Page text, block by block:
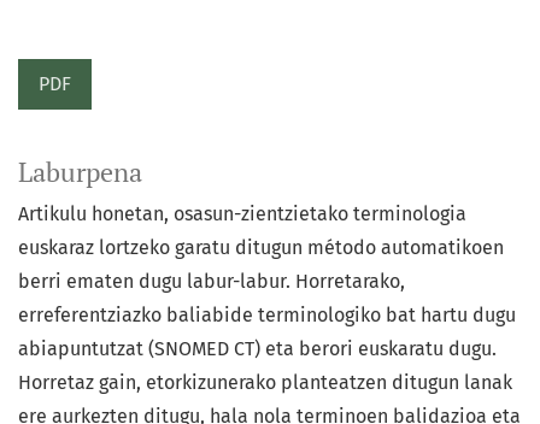
PDF
Laburpena
Artikulu honetan, osasun-zientzietako terminologia
euskaraz lortzeko garatu ditugun método automatikoen
berri ematen dugu labur-labur. Horretarako,
erreferentziazko baliabide terminologiko bat hartu dugu
abiapuntutzat (SNOMED CT) eta berori euskaratu dugu.
Horretaz gain, etorkizunerako planteatzen ditugun lanak
ere aurkezten ditugu, hala nola terminoen balidazioa eta